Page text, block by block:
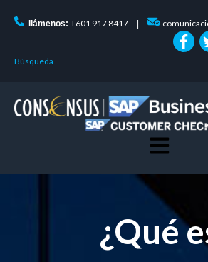
llámenos: +601 917 8417
Búsqueda
Open main
¿Qué